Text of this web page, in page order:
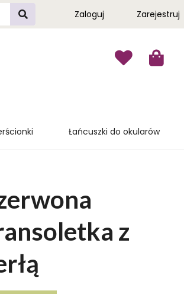
Zaloguj Zarejestruj
Łańcuszki do okularów
z